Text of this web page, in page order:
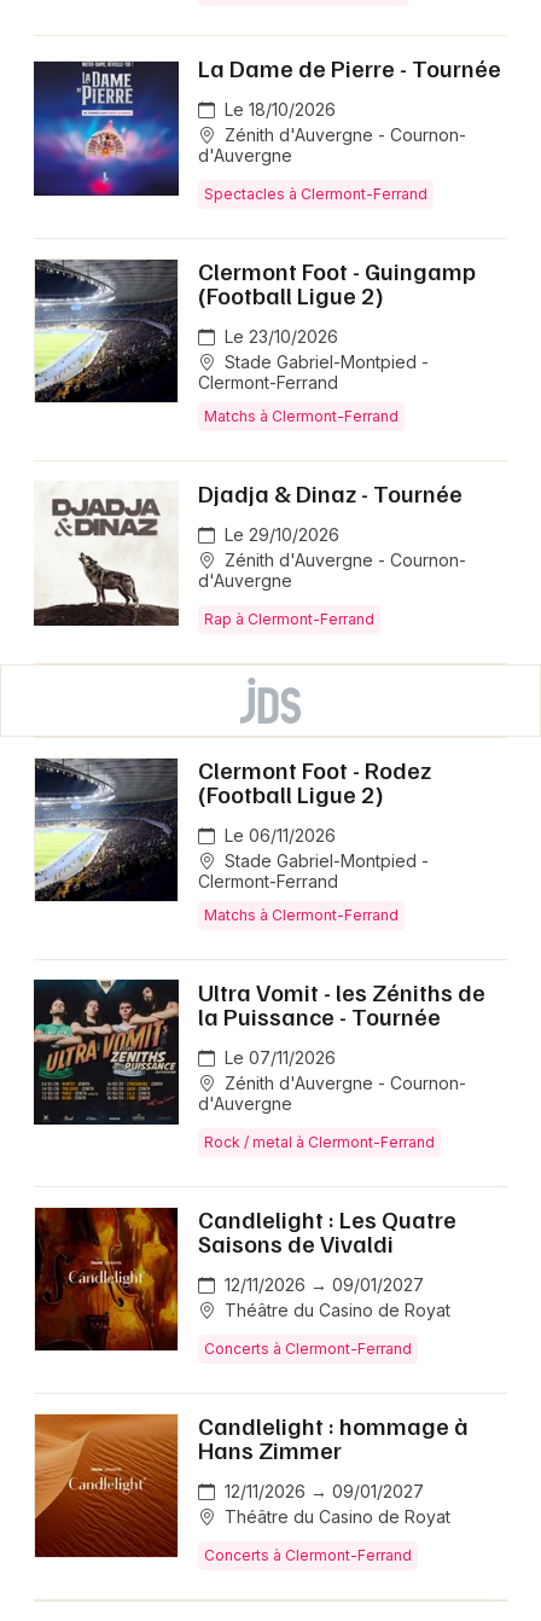
La Dame de Pierre - Tournée
Le 18/10/2026
Zénith d'Auvergne - Cournon-
d'Auvergne
Spectacles à Clermont-Ferrand
Clermont Foot - Guingamp
(Football Ligue 2)
Le 23/10/2026
Stade Gabriel-Montpied -
Clermont-Ferrand
Matchs à Clermont-Ferrand
Djadja & Dinaz - Tournée
Le 29/10/2026
Zénith d'Auvergne - Cournon-
d'Auvergne
Rap à Clermont-Ferrand
Clermont Foot - Rodez
(Football Ligue 2)
Le 06/11/2026
Stade Gabriel-Montpied -
Clermont-Ferrand
Matchs à Clermont-Ferrand
Ultra Vomit - les Zéniths de
la Puissance - Tournée
Le 07/11/2026
Zénith d'Auvergne - Cournon-
d'Auvergne
Rock / metal à Clermont-Ferrand
Candlelight : Les Quatre
Saisons de Vivaldi
12/11/2026 → 09/01/2027
Théâtre du Casino de Royat
Concerts à Clermont-Ferrand
Candlelight : hommage à
Hans Zimmer
12/11/2026 → 09/01/2027
Théâtre du Casino de Royat
Concerts à Clermont-Ferrand